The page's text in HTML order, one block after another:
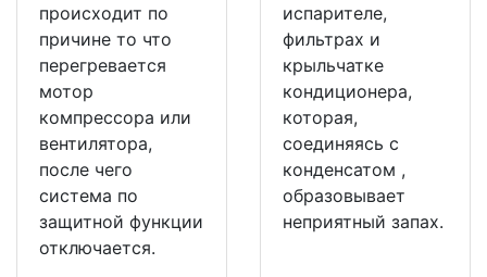
происходит по
причине то что
перегревается
мотор
компрессора или
вентилятора,
после чего
система по
защитной функции
отключается.
испарителе,
фильтрах и
крыльчатке
кондиционера,
которая,
соединяясь с
конденсатом ,
образовывает
неприятный запах.